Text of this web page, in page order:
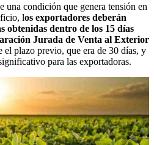
una condición que genera tensión en
los exportadores deberán
obtenidas dentro de los 15 días
Jurada de Venta al Exterior
el plazo previo, que era de 30 días, y
para las exportadoras.